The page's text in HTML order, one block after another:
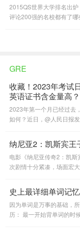
2015QS世界大学排名出
评论200强的名校都有了
GRE
收藏！2023年考试
英语证书含金量高？
2023年第一个月已经过去
如何？近日，@人民日报
你取得理想的成绩！
纳尼亚2：凯斯宾
电影《纳尼亚传奇2：凯
次剧情十分紧凑，场面宏
史上最详细单词记忆
因为单词是万事的基础，所以决定
历： 最一开始背单词的时候，郑老师扔给我们三个人一人一本专四单词，